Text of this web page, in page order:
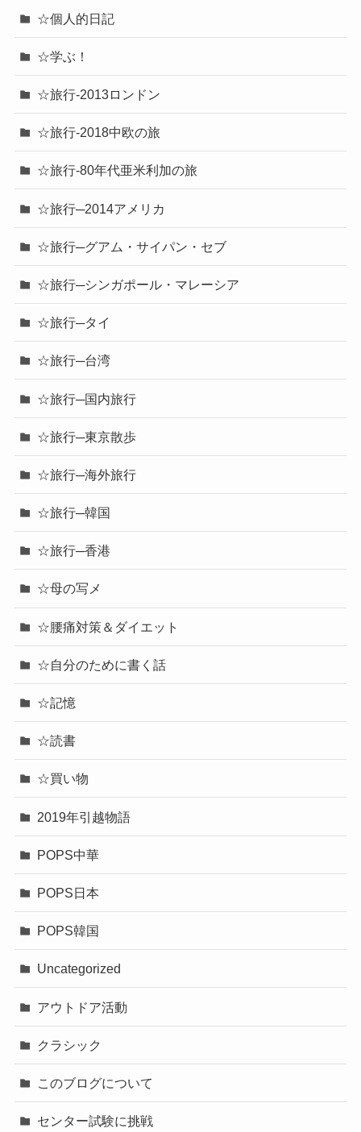
☆個人的日記
☆学ぶ！
☆旅行-2013ロンドン
☆旅行-2018中欧の旅
☆旅行-80年代亜米利加の旅
☆旅行─2014アメリカ
☆旅行─グアム・サイパン・セブ
☆旅行─シンガポール・マレーシア
☆旅行─タイ
☆旅行─台湾
☆旅行─国内旅行
☆旅行─東京散歩
☆旅行─海外旅行
☆旅行─韓国
☆旅行─香港
☆母の写メ
☆腰痛対策＆ダイエット
☆自分のために書く話
☆記憶
☆読書
☆買い物
2019年引越物語
POPS中華
POPS日本
POPS韓国
Uncategorized
アウトドア活動
クラシック
このブログについて
センター試験に挑戦